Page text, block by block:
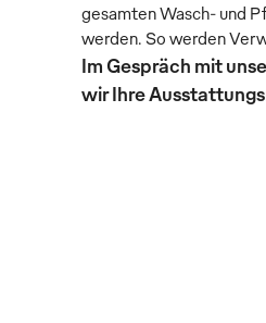
gesamten Wasch- und
werden. So werden
Im Gespräch mit
wir Ihre